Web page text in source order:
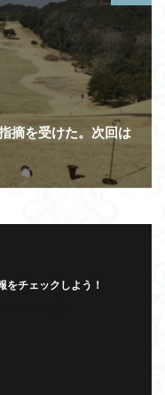
摘を受けた。次回は
をチェックしよう！